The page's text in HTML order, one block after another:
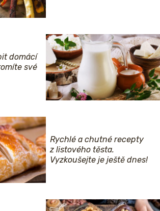
domácí
své
Rychlé a chutné recepty
z listového těsta.
Vyzkoušejte je ještě dnes!